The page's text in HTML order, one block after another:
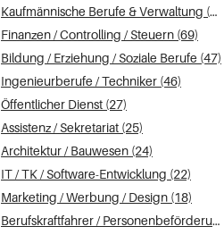
Kaufmännische Berufe & Verwaltung (110)
Finanzen / Controlling / Steuern (69)
Bildung / Erziehung / Soziale Berufe (47)
Ingenieurberufe / Techniker (46)
Öffentlicher Dienst (27)
Assistenz / Sekretariat (25)
Architektur / Bauwesen (24)
IT / TK / Software-Entwicklung (22)
Marketing / Werbung / Design (18)
Berufskraftfahrer / Personenbeförderung (Land, Wasser, Luft) (17)